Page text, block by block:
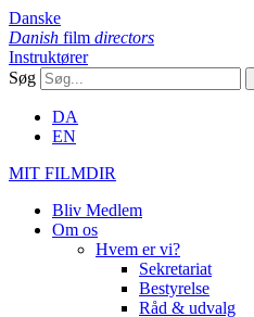
Danske
Danish film directors
Instruktører
Søg
DA
EN
MIT FILMDIR
Bliv Medlem
Om os
Hvem er vi?
Sekretariat
Bestyrelse
Råd & udvalg